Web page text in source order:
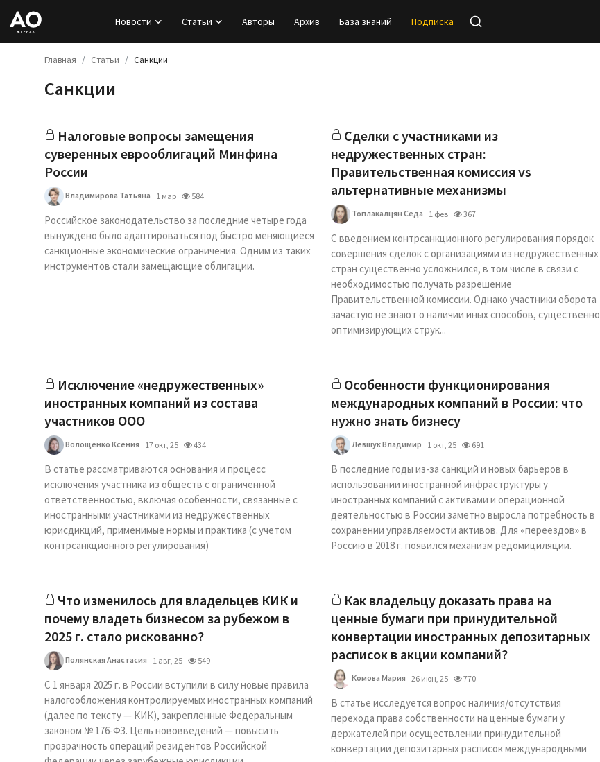
Новости Статьи Авторы Архив База знаний Подписка
Новости
Статьи
Авторы
База знаний
Главная Статьи Санкции
Санкции
Налоговые вопросы замещения
суверенных еврооблигаций Минфина
России
Владимирова Татьяна 1 мар 584
Российское законодательство за последние четыре года
вынуждено было адаптироваться под быстро меняющиеся
санкционные экономические ограничения. Одним из таких
инструментов стали замещающие облигации.
Сделки с участниками из
недружественных стран:
Правительственная комиссия vs
альтернативные механизмы
Топлакалцян Седа 1 фев 367
С введением контрсанкционного регулирования порядок
совершения сделок с организациями из недружественных
стран существенно усложнился, в том числе в связи с
необходимостью получать разрешение
Правительственной комиссии. Однако участники оборота
зачастую не знают о наличии иных способов, существенно
оптимизирующих струк...
Исключение «недружественных»
иностранных компаний из состава
участников ООО
Волощенко Ксения 17 окт, 25 434
В статье рассматриваются основания и процесс
исключения участника из обществ с ограниченной
ответственностью, включая особенности, связанные с
иностранными участниками из недружественных
юрисдикций, применимые нормы и практика (с учетом
контрсанкционного регулирования)
Особенности функционирования
международных компаний в России: что
нужно знать бизнесу
Левшук Владимир 1 окт, 25 691
В последние годы из-за санкций и новых барьеров в
использовании иностранной инфраструктуры у
иностранных компаний с активами и операционной
деятельностью в России заметно выросла потребность в
сохранении управляемости активов. Для «переездов» в
Россию в 2018 г. появился механизм редомициляции.
Что изменилось для владельцев КИК и
почему владеть бизнесом за рубежом в
2025 г. стало рискованно?
Полянская Анастасия 1 авг, 25 549
С 1 января 2025 г. в России вступили в силу новые правила
налогообложения контролируемых иностранных компаний
(далее по тексту — КИК), закрепленные Федеральным
законом № 176-ФЗ. Цель нововведений — повысить
прозрачность операций резидентов Российской
Как владельцу доказать права на
ценные бумаги при принудительной
конвертации иностранных депозитарных
расписок в акции компаний?
Комова Мария 26 июн, 25 770
В статье исследуется вопрос наличия/отсутствия
перехода права собственности на ценные бумаги у
держателей при осуществлении принудительной
конвертации депозитарных расписок международными